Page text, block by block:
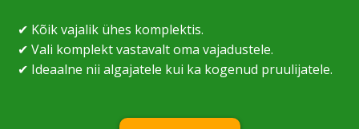
✔ Kõik vajalik ühes komplektis.
✔ Vali komplekt vastavalt oma vajadustele.
✔ Ideaalne nii algajatele kui ka kogenud pruulijatele.